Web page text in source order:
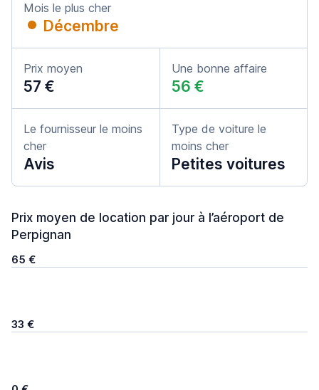
Mois le plus cher
Décembre
Prix moyen
57 €
Une bonne affaire
56 €
Le fournisseur le moins
cher
Avis
Type de voiture le
moins cher
Petites voitures
Prix moyen de location par jour à l’aéroport de
Perpignan
65 €
33 €